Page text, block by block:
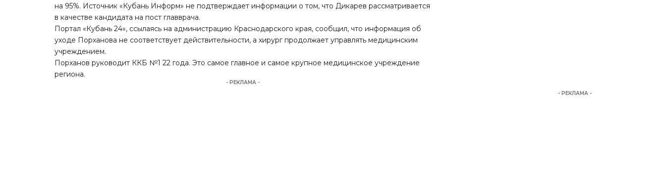
на 95%. Источник «Кубань Информ» не подтверждает информации о том, что Дикарев рассматривается
в качестве кандидата на пост главврача.
Портал «Кубань 24», ссылаясь на администрацию Краснодарского края, сообщил, что информация об
уходе Порханова не соответствует действительности, а хирург продолжает управлять медицинским
учреждением.
Порханов руководит ККБ №1 22 года. Это самое главное и самое крупное медицинское учреждение
региона.
- РЕКЛАМА -
- РЕКЛАМА -